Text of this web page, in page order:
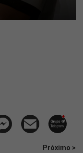
Próximo >